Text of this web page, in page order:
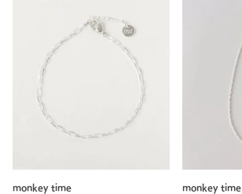
monkey time
monkey time